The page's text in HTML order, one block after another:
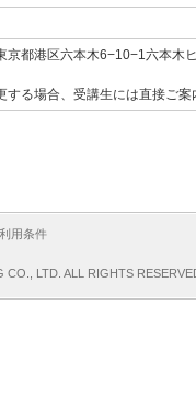
京都港区六本木6−10−1六本木
る場合、受講生には直接ご案
用条件
CO., LTD. ALL RIGHTS